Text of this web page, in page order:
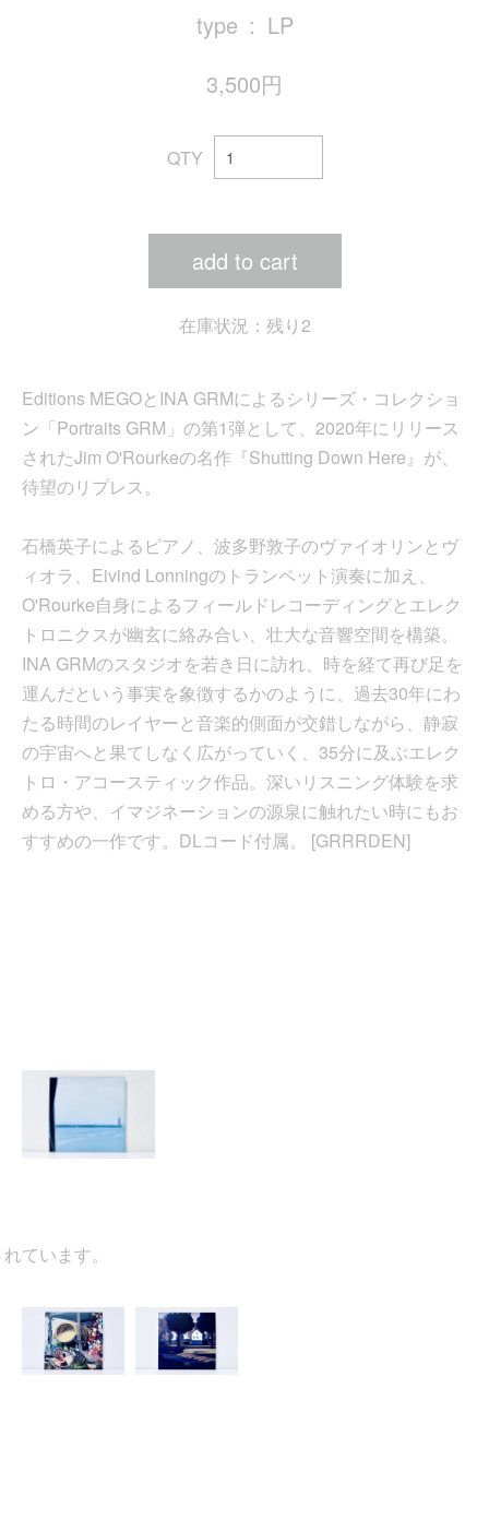
type
LP
3,500円
QTY
add to cart
在庫状況：残り2
Editions MEGOとINA GRMによるシリーズ・コレクショ
ン「Portraits GRM」の第1弾として、2020年にリリース
されたJim O'Rourkeの名作『Shutting Down Here』が、
待望のリプレス。
石橋英子によるピアノ、波多野敦子のヴァイオリンとヴ
ィオラ、Eivind Lonningのトランペット演奏に加え、
O'Rourke自身によるフィールドレコーディングとエレク
トロニクスが幽玄に絡み合い、壮大な音響空間を構築。
INA GRMのスタジオを若き日に訪れ、時を経て再び足を
運んだという事実を象徴するかのように、過去30年にわ
たる時間のレイヤーと音楽的側面が交錯しながら、静寂
の宇宙へと果てしなく広がっていく、35分に及ぶエレク
トロ・アコースティック作品。深いリスニング体験を求
める方や、イマジネーションの源泉に触れたい時にもお
すすめの一作です。DLコード付属。 [GRRRDEN]
います。